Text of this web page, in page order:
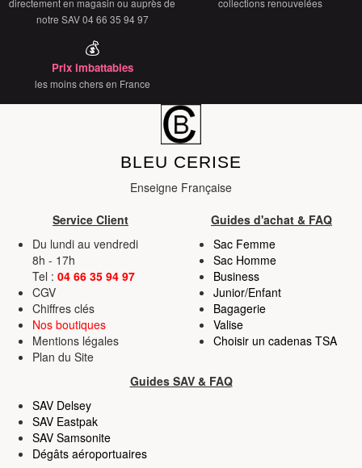
directement en magasin ou auprès de
notre SAV 04 66 35 94 97
collections renouvelées
💰
Prix imbattables
les moins chers en France
BLEU CERISE
Enseigne Française
Service Client
Guides d'achat & FAQ
Du lundi au vendredi
8h - 17h
Tel : 04 66 35 94 97
CGV
Chiffres clés
Nos boutiques
Mentions légales
Plan du Site
Sac Femme
Sac Homme
Business
Junior/Enfant
Bagagerie
Valise
Choisir un cadenas TSA
Guides SAV & FAQ
SAV Delsey
SAV Eastpak
SAV Samsonite
Dégâts aéroportuaires